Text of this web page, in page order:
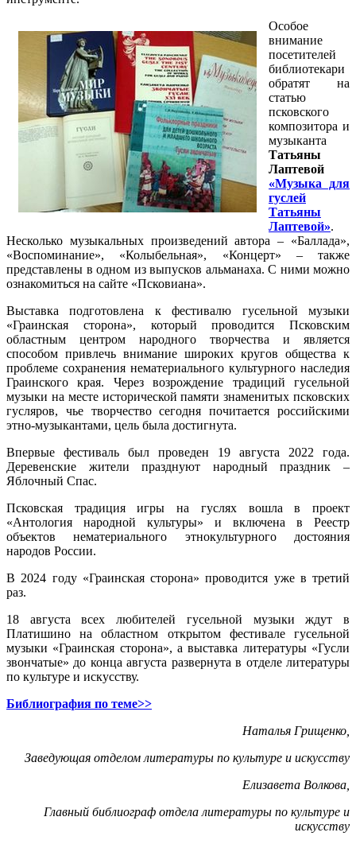
Особое
внимание
посетителей
библиотекари
обратят на
статью
псковского
композитора и
музыканта
Татьяны
Лаптевой
«Музыка для
гуслей
Татьяны
Лаптевой».
Несколько музыкальных произведений автора – «Баллада»,
«Воспоминание», «Колыбельная», «Концерт» – также
представлены в одном из выпусков альманаха. С ними можно
ознакомиться на сайте «Псковиана».
Выставка подготовлена к фестивалю гусельной музыки
«Граинская сторона», который проводится Псковским
областным центром народного творчества и является
способом привлечь внимание широких кругов общества к
проблеме сохранения нематериального культурного наследия
Граинского края. Через возрождение традиций гусельной
музыки на месте исторической памяти знаменитых псковских
гусляров, чье творчество сегодня почитается российскими
этно-музыкантами, цель была достигнута.
Впервые фестиваль был проведен 19 августа 2022 года.
Деревенские жители празднуют народный праздник –
Яблочный Спас.
Псковская традиция игры на гуслях вошла в проект
«Антология народной культуры» и включена в Реестр
объектов нематериального этнокультурного достояния
народов России.
В 2024 году «Граинская сторона» проводится уже в третий
раз.
18 августа всех любителей гусельной музыки ждут в
Платишино на областном открытом фестивале гусельной
музыки «Граинская сторона», а выставка литературы «Гусли
звончатые» до конца августа развернута в отделе литературы
по культуре и искусству.
Библиография по теме>>
Наталья Грищенко,
Заведующая отделом литературы по культуре и искусству
Елизавета Волкова,
Главный библиограф отдела литературы по культуре и
искусству